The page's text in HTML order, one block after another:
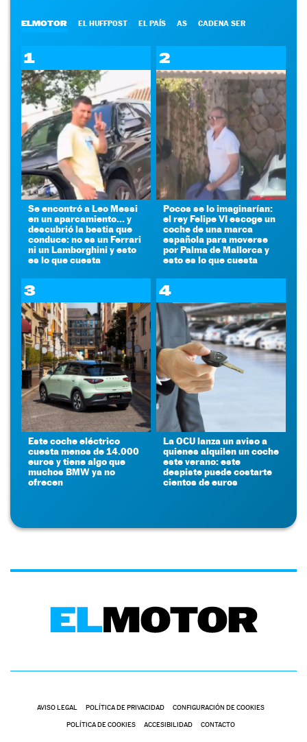
ELMOTOR EL HUFFPOST EL PAÍS AS CADENA SER
1
Se encontró a Leo Messi
en un aparcamiento... y
descubrió la bestia que
conduce: no es un Ferrari
ni un Lamborghini y esto
es lo que cuesta
2
Pocos se lo imaginarían:
el rey Felipe VI escoge un
coche de una marca
española para moverse
por Palma de Mallorca y
esto es lo que cuesta
3
Este coche eléctrico
cuesta menos de 14.000
euros y tiene algo que
muchos BMW ya no
ofrecen
4
La OCU lanza un aviso a
quienes alquilen un coche
este verano: este
despiste puede costarte
cientos de euros
AVISO LEGAL POLÍTICA DE PRIVACIDAD CONFIGURACIÓN DE COOKIES
POLÍTICA DE COOKIES ACCESIBILIDAD CONTACTO